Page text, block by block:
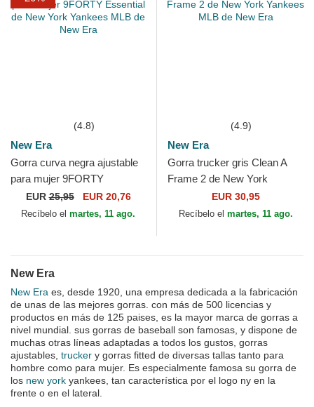
(4.8)
New Era
Gorra curva negra ajustable
para mujer 9FORTY
Essential de New York
Yankees MLB de New Era
EUR25,95 EUR 20,76
Recíbelo el martes, 11 ago.
(4.9)
New Era
Gorra trucker gris Clean A
Frame 2 de New York
Yankees MLB de New Era
EUR 30,95
Recíbelo el martes, 11 ago.
New Era
New Era es, desde 1920, una empresa dedicada a la fabricación
de unas de las mejores gorras. con más de 500 licencias y
productos en más de 125 paises, es la mayor marca de gorras a
nivel mundial. sus gorras de baseball son famosas, y dispone de
muchas otras líneas adaptadas a todos los gustos, gorras
ajustables, trucker y gorras fitted de diversas tallas tanto para
hombre como para mujer. Es especialmente famosa su gorra de
los new york yankees, tan característica por el logo ny en la
frente o en el lateral.